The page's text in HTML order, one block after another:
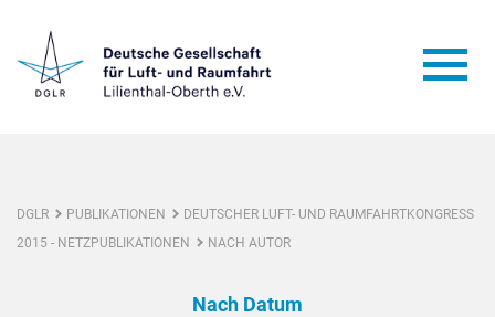
DGLR PUBLIKATIONEN
DEUTSCHER LUFT- UND RAUMFAHRTKONGRESS
2015 - NETZPUBLIKATIONEN
NACH AUTOR
Nach Datum